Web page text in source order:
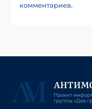
комментариев.